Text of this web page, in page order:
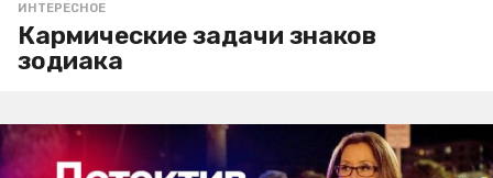
ИНТЕРЕСНОЕ
Кармические задачи знаков
зодиака